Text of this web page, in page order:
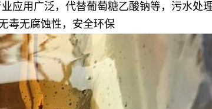
应用广泛，代替葡萄糖乙酸钠等，污水处
毒无腐蚀性，安全环保